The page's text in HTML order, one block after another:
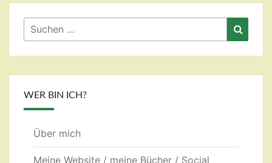
Suchen
nach:
WER BIN ICH?
Über mich
Meine Website / meine Bücher / Social